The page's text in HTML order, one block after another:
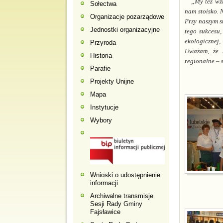
Sołectwa
Organizacje pozarządowe
Jednostki organizacyjne
Przyroda
Historia
Parafie
Projekty Unijne
Mapa
Instytucje
Wybory
Wnioski o udostępnienie
informacji
Archiwalne transmisje
Sesji Rady Gminy
Fajsławice
nam stoisko.
Przy naszym
tego
Uważam,
regionalne –